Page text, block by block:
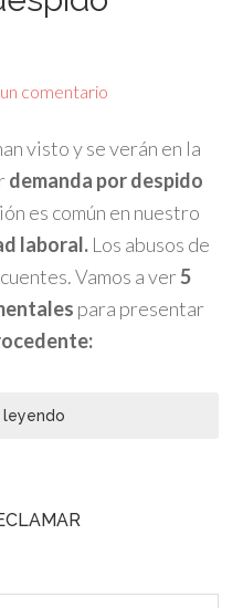
comentario
visto y se verán en la
demanda por despido
es común en nuestro
laboral. Los abusos de
Vamos a ver5
para presentar
leyendo